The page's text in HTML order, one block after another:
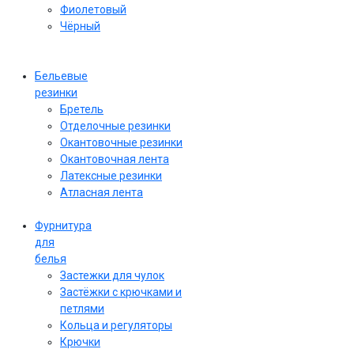
Фиолетовый
Чёрный
Бельевые
резинки
Бретель
Отделочные резинки
Окантовочные резинки
Окантовочная лента
Латексные резинки
Атласная лента
Фурнитура
для
белья
Застежки для чулок
Застёжки с крючками и
петлями
Кольца и регуляторы
Крючки